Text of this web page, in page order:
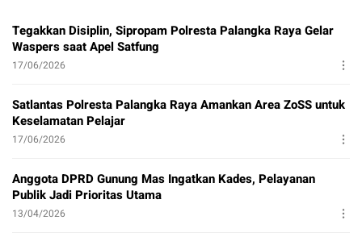
Tegakkan Disiplin, Sipropam Polresta Palangka Raya Gelar
Waspers saat Apel Satfung
17/06/2026
Satlantas Polresta Palangka Raya Amankan Area ZoSS untuk
Keselamatan Pelajar
17/06/2026
Anggota DPRD Gunung Mas Ingatkan Kades, Pelayanan
Publik Jadi Prioritas Utama
13/04/2026